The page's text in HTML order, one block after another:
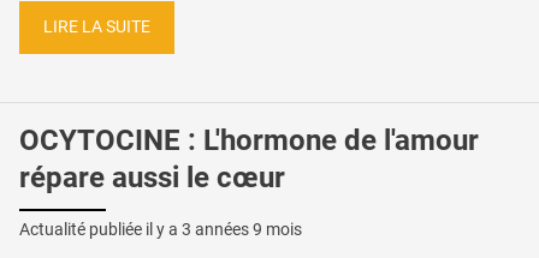
LIRE LA SUITE
OCYTOCINE : L'hormone de l'amour
répare aussi le cœur
Actualité publiée il y a 3 années 9 mois